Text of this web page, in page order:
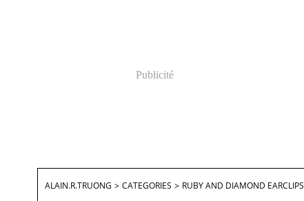
Publicité
ALAIN.R.TRUONG > CATEGORIES > RUBY AND DIAMOND EARCLIPS